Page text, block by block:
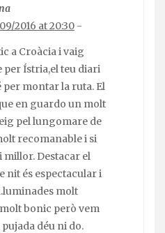
2016 at 20:30 -
a Croàcia i vaig
per Ístria,el teu diari
per montar la ruta. El
en guardo un molt
pel lungomare de
recomanable i si
Destacar el
nit és espectacular i
molt
bonic però vem
déu ni do.